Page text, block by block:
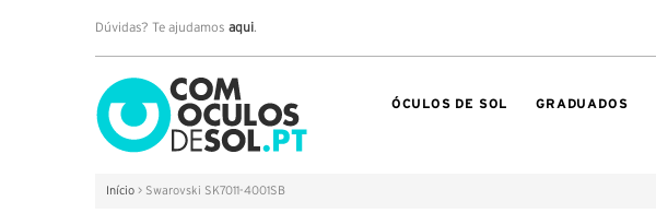
Dúvidas? Te ajudamos aqui.
ÓCULOS DE SOL GRADUADOS
Início > Swarovski SK7011-4001SB